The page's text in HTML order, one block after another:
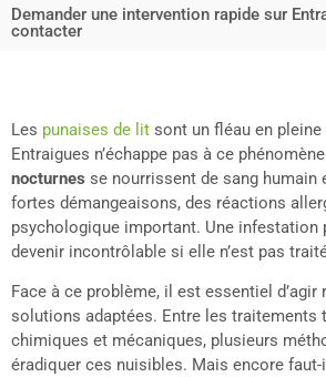
Demander une intervention rapide sur
contacter
Les punaises de lit sont un fléau en
Entraigues n’échappe pas à ce
nocturnes se nourrissent de sang humain
fortes démangeaisons, des réactions
psychologique important. Une infestation
devenir incontrôlable si elle n’est pas
Face à ce problème, il est essentiel d’agir
solutions adaptées. Entre les traitements
chimiques et mécaniques, plusieurs
éradiquer ces nuisibles. Mais encore